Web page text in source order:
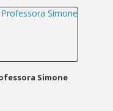
Simone